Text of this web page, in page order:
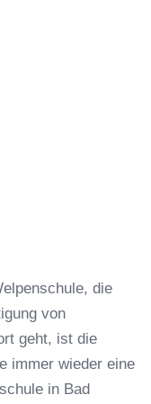
die
von
geht, ist die
immer wieder eine
in Bad